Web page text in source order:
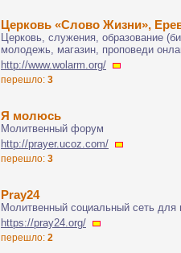
Церковь «Слово Жизни»,
Церковь, служения, образование
молодежь, магазин, проповеди
http://www.wolarm.org/
перешло: 3
Я молюсь
Молитвенный форум
http://prayer.ucoz.com/
перешло: 3
Pray24
Молитвенный социальный сеть для
https://pray24.org/
перешло: 2